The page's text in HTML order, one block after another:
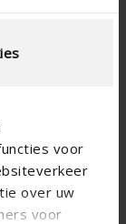
voor
over uw
voor